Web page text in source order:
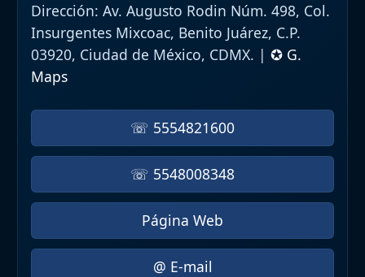
Dirección: Av. Augusto Rodin Núm. 498, Col.
Insurgentes Mixcoac, Benito Juárez, C.P.
03920, Ciudad de México, CDMX. | ✪ G.
Maps
☏ 5554821600
☏ 5548008348
Página Web
@ E-mail